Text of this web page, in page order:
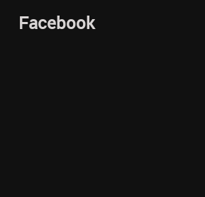
Facebook